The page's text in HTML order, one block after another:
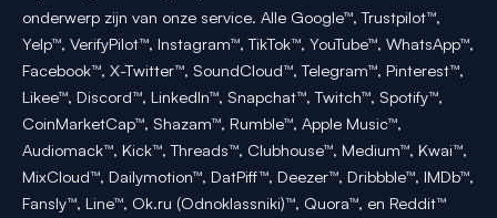
onderwerp zijn van onze service. Alle Google™, Trustpilot™,
Yelp™, VerifyPilot™, Instagram™, TikTok™, YouTube™, WhatsApp™,
Facebook™, X-Twitter™, SoundCloud™, Telegram™, Pinterest™,
Likee™, Discord™, LinkedIn™, Snapchat™, Twitch™, Spotify™,
CoinMarketCap™, Shazam™, Rumble™, Apple Music™,
Audiomack™, Kick™, Threads™, Clubhouse™, Medium™, Kwai™,
MixCloud™, Dailymotion™, DatPiff™, Deezer™, Dribbble™, IMDb™,
Fansly™, Line™, Ok.ru (Odnoklassniki)™, Quora™, en Reddit™